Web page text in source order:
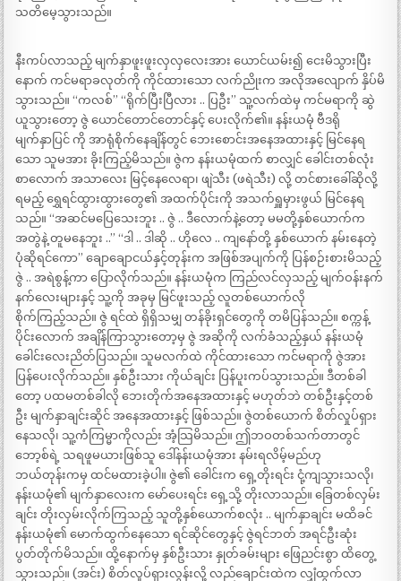
သတိမေ့သွားသည်။
နီးကပ်လာသည့် မျက်နှာဖူးဖူးလှလှလေးအား ယောင်ယမ်း၍ ငေးမိသွားပြီး
နောက် ကင်မရာခလုတ်ကို ကိုင်ထားသော လက်ညိုးက အလိုအလျောက် နှိပ်မိ
သွားသည်။ “ကလစ်” “ရိုက်ပြီးပြီလား .. ပြဦး” သူ့လက်ထဲမှ ကင်မရာကို ဆွဲ
ယူသွားတော့ ဇွဲ ယောင်တောင်တောင်နှင့် ပေးလိုက်၏။ နန်းယမုံ ဗီဒရို
မျက်နှာပြင် ကို အာရုံစိုက်နေချိန်တွင် ဘေးစောင်းအနေအထားနှင့် မြင်နေရ
သော သူမအား ခိုးကြည့်မိသည်။ ဇွဲက နန်းယမုံထက် စာလျှင် ခေါင်းတစ်လုံး
စာလောက် အသာလေး မြင့်နေလေရာ၊ ဖျဲသီး (ဖရဲသီး) လို့ တင်စားခေါ်ဆိုလို့
ရမည့် ရွှေရင်ထွားထွားတွေ၏ အထက်ပိုင်းကို အသက်ရှူမှားဖွယ် မြင်နေရ
သည်။ “အဆင်မပြေသေးဘူး .. ဇွဲ .. ဒီလောက်နဲ့တော့ မမတို့နှစ်ယောက်က
အတွဲနဲ့ တူမနေဘူး ..” “ဒါ .. ဒါဆို .. ဟိုလေ .. ကျနော်တို့ နှစ်ယောက် နမ်းနေတဲ့
ပုံဆိုရင်ကော” ချောချောငယ်နှင့်တုန်းက အဖြစ်အပျက်ကို ပြန်စဉ်းစားမိသည့်
ဇွဲ .. အရဲစွန့်ကာ ပြောလိုက်သည်။ နန်းယမုံက ကြည်လင်လှသည့် မျက်ဝန်းနက်
နက်လေးများနှင့် သူ့ကို အခုမှ မြင်ဖူးသည့် လူတစ်ယောက်လို
စိုက်ကြည့်သည်။ ဇွဲ ရင်ထဲ ရှိရှိသမျှ တန်ခိုးရှင်တွေကို တမိပြန်သည်။ စက္ကန့်
ပိုင်းလောက် အချိန်ကြာသွားတော့မှ ဇွဲ အဆိုကို လက်ခံသည့်နှယ် နန်းယမုံ
ခေါင်းလေးညိတ်ပြသည်။ သူမလက်ထဲ ကိုင်ထားသော ကင်မရာကို ဇွဲအား
ပြန်ပေးလိုက်သည်။ နှစ်ဦးသား ကိုယ်ချင်း ပြန်ပူးကပ်သွားသည်။ ဒီတစ်ခါ
တော့ ပထမတစ်ခါလို ဘေးတိုက်အနေအထားနှင့် မဟုတ်ဘဲ တစ်ဦးနှင့်တစ်
ဦး မျက်နှာချင်းဆိုင် အနေအထားနှင့် ဖြစ်သည်။ ဇွဲတစ်ယောက် စိတ်လှုပ်ရှား
နေသလို၊ သူ့ကံကြမ္မာကိုလည်း အံ့သြမိသည်။ ဤဘဝတစ်သက်တာတွင်
ဘော့စ်ရဲ့ သရဖူမယားဖြစ်သူ ဒေါ်နန်းယမုံအား နမ်းရလိမ့်မည်ဟု
ဘယ်တုန်းကမှ ထင်မထားခဲ့ပါ။ ဇွဲ၏ ခေါင်းက ရှေ့တိုးရင်း ငုံ့ကျသွားသလို၊
နန်းယမုံ၏ မျက်နှာလေးက မော်ပေးရင်း ရှေ့သို့ တိုးလာသည်။ ခြေတစ်လှမ်း
ချင်း တိုးလှမ်းလိုက်ကြသည့် သူတို့နှစ်ယောက်စလုံး .. မျက်နှာချင်း မထိခင်
နန်းယမုံ၏ မောက်ထွက်နေသော ရင်ဆိုင်တွေနှင့် ဇွဲရင်ဘတ် အရင်ဦးဆုံး
ပွတ်တိုက်မိသည်။ ထို့နောက်မှ နှစ်ဦးသား နှုတ်ခမ်းများ ဖြေညင်းစွာ ထိတွေ့
သွားသည်။ (အင်း) စိတ်လှုပ်ရှားလွန်းလို့ လည်ချောင်းထဲက လျှံထွက်လာ